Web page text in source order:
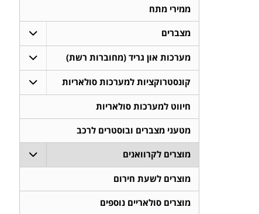
ממירי מתח
מצברים
מערכות און גריד (מחוברות רשת)
קונסטרוקציות למערכות סולאריות
חיווט למערכות סולאריות
מטעני מצברים ובוסטרים לרכב
מוצרים לקרוואנים
מוצרים לשעת חירום
מוצרים סולאריים נוספים